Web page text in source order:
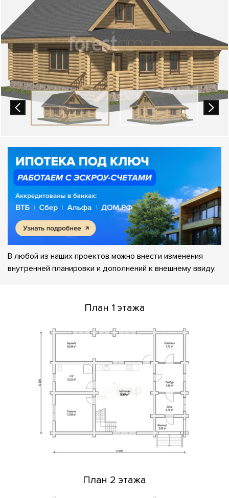
В любой из наших проектов можно внести изменения
внутренней планировки и дополнений к внешнему ввиду.
План 1 этажа
План 2 этажа